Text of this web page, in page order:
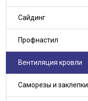
Сайдинг
Профнастил
Вентиляция кровли
Саморезы и заклепки